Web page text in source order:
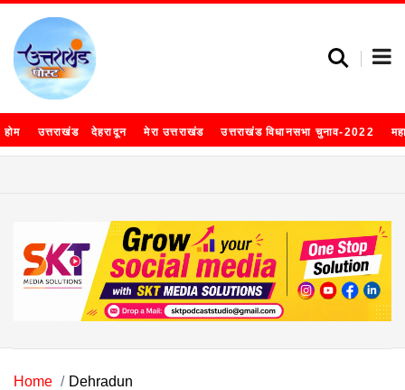
होम उत्तराखंड देहरादून मेरा उत्तराखंड उत्तराखंड विधानसभा चुनाव-2022
Home Dehradun